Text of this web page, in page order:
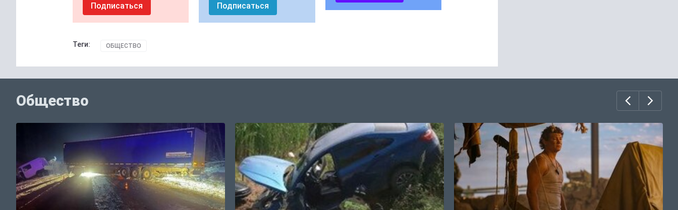
Подписаться Подписаться
Теги: ОБЩЕСТВО
Общество